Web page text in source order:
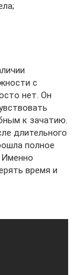
с
нет. Он
к зачатию.
длительного
полное
Именно
время и